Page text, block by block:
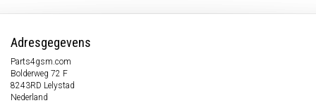
Adresgegevens
Parts4gsm.com
Bolderweg 72 F
8243RD Lelystad
Nederland